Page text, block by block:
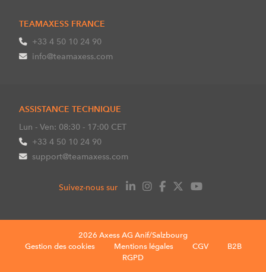
TEAMAXESS FRANCE
+33 4 50 10 24 90
info@teamaxess.com
ASSISTANCE TECHNIQUE
Lun - Ven: 08:30 - 17:00 CET
+33 4 50 10 24 90
support@teamaxess.com
Suivez-nous sur
2026 Axess AG Anif/Salzbourg
Gestion des cookies
Mentions légales CGV
B2B
RGPD